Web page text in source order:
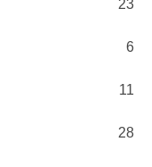
23
6
11
28